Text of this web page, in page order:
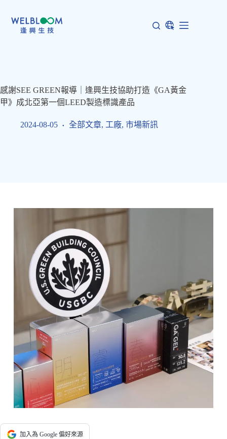
感謝SEE GREEN報導｜逢興生技協助打造《GA黃金
甲》成北亞第一個LEED製造標識產品
2024-08-05 全部文章, 工廠, 市場新訊
加入為 Google 偏好來源